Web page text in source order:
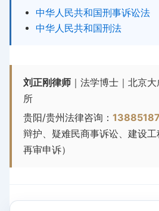
中华人民共和国刑事诉讼法
中华人民共和国刑法
刘正刚律师 ｜法学博士｜北京
所
贵阳/贵州法律咨询：
辩护、疑难民商事诉讼、建设
再审申诉）